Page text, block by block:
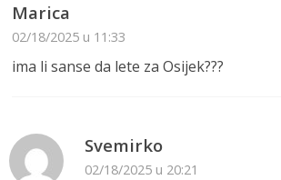
Marica
02/18/2025 u 11:33
ima li sanse da lete za Osijek???
Svemirko
02/18/2025 u 20:21